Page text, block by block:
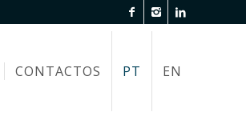
CONTACTOS PT EN